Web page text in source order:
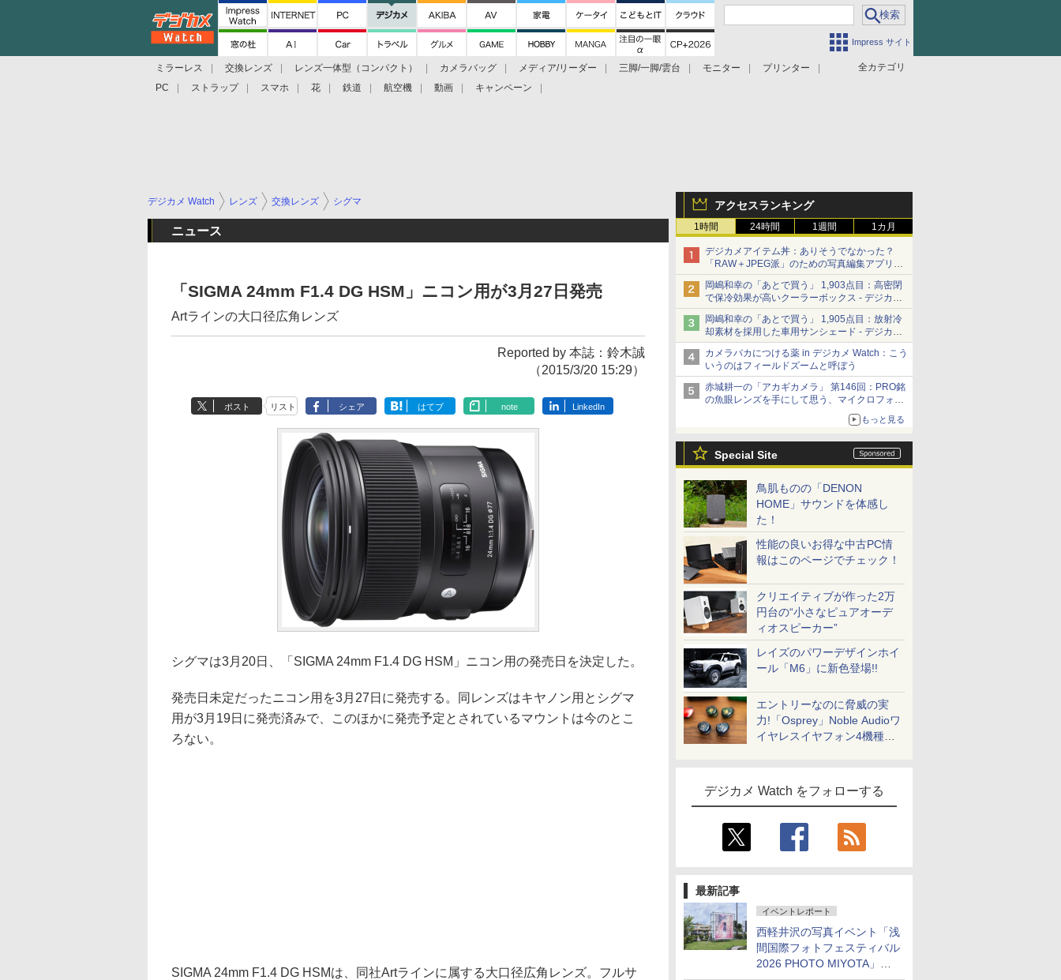
Impress サイト
全カテゴリ
ミラーレス 交換レンズ レンズ一体型（コンパクト） カメラバッグ メディア/リーダー 三脚/一脚/雲台 モニター
プリンター
PC
ストラップ スマホ 花 鉄道 航空機 動画 キャンペーン
アクセスランキング
1時間 24時間 1週間 1カ月
デジカメアイテム丼：ありそうでなかった？
「RAW＋JPEG派」のための写真編集アプリ
カメラデフォルトのJPEGを大切にする
「Filmator」
岡嶋和幸の「あとで買う」 1,903点目：高密閉
で保冷効果が高いクーラーボックス - デジカメ
Watch
岡嶋和幸の「あとで買う」 1,905点目：放射冷
却素材を採用した車用サンシェード - デジカメ
Watch
カメラバカにつける薬 in デジカメ Watch：こう
いうのはフィールドズームと呼ぼう
赤城耕一の「アカギカメラ」 第146回：PRO銘
の魚眼レンズを手にして思う、マイクロフォー
もっと見る
Special Site
鳥肌ものの「DENON
HOME」サウンドを体感し
た！
性能の良いお得な中古PC情
報はこのページでチェック！
クリエイティブが作った2万
円台の“小さなピュアオーデ
ィオスピーカー”
レイズのパワーデザインホイ
ール「M6」に新色登場!!
エントリーなのに脅威の実
力!「Osprey」Noble Audioワ
イヤレスイヤフォン4機種を
デジカメ Watch をフォローする
最新記事
イベントレポート
西軽井沢の写真イベント「浅
間国際フォトフェスティバル
2026 PHOTO MIYOTA」が
デジカメ Watch レンズ 交換レンズ シグマ
ニュース
「SIGMA 24mm F1.4 DG HSM」ニコン用が3月27日発売
Artラインの大口径広角レンズ
Reported by 本誌：鈴木誠
（2015/3/20 15:29）
ポスト リスト シェア はてブ note LinkedIn
シグマは3月20日、「SIGMA 24mm F1.4 DG HSM」ニコン用の発売日を決定した。
発売日未定だったニコン用を3月27日に発売する。同レンズはキヤノン用とシグマ
用が3月19日に発売済みで、このほかに発売予定とされているマウントは今のとこ
ろない。
SIGMA 24mm F1.4 DG HSMは、同社Artラインに属する大口径広角レンズ。フルサ